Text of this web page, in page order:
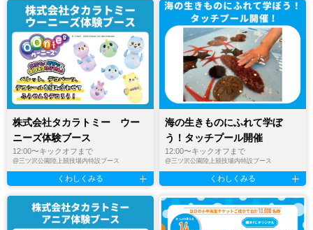
株式会社タカラトミー ウー
ニーズ体験ブース
12:00〜キックオフまで
@三ツ沢公園陸上競技場内特設ブース
くわしくみる
海の生きものにふれて学ぼ
う！タッチプール開催
12:00〜キックオフまで
@三ツ沢公園陸上競技場内特設ブース
くわしくみる